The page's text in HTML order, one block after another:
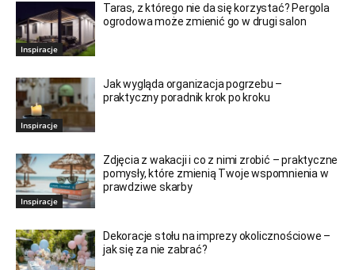
Inspiracje
Taras, z którego nie da się korzystać? Pergola
ogrodowa może zmienić go w drugi salon
Inspiracje
Jak wygląda organizacja pogrzebu –
praktyczny poradnik krok po kroku
Inspiracje
Zdjęcia z wakacji i co z nimi zrobić – praktyczne
pomysły, które zmienią Twoje wspomnienia w
prawdziwe skarby
Dekoracje stołu na imprezy okolicznościowe –
jak się za nie zabrać?